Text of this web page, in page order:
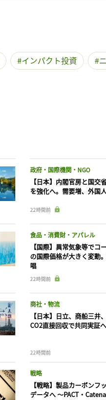
インパクト投資
政府・国際機関・NGO
【日本】内閣官房と国交
を強化へ。需要増、外国
22時間前
食品・消費財・アパレル
【国際】異常気象等でコ
の国際価格が大きく変動
唱
22時間前
商社・物流
【日本】日立、商船三井
CO2直接回収で共同実証
22時間前
戦略
【戦略】製品カーボンフ
データへ 〜PACT・